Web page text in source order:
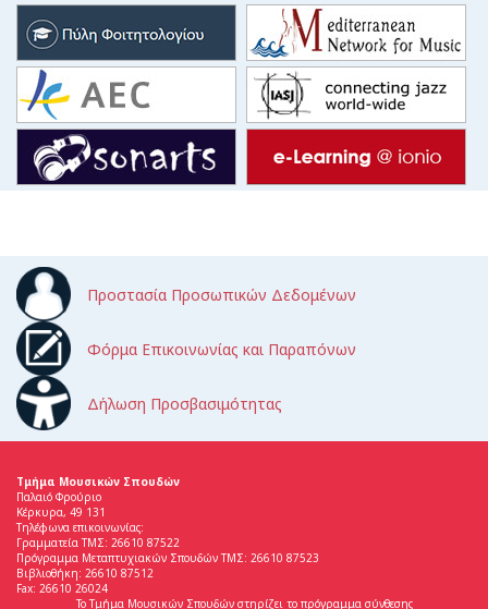
Προστασία Προσωπικών Δεδομένων
Φόρμα Επικοινωνίας και Παραπόνων
Δήλωση Προσβασιμότητας
Τμήμα Μουσικών Σπουδών
Παλαιό Φρούριο
Κέρκυρα, 49 131
Τηλέφωνα επικοινωνίας:
Γραμματεία ΤΜΣ: 26610 87522
Πρόγραμμα Μεταπτυχιακών Σπουδών ΤΜΣ: 26610 87523
Βιβλιοθήκη: 26610 87512
Fax: 26610 26024
Το Τμήμα Μουσικών Σπουδών στηρίζει το πρόγραμμα σύνθεσης